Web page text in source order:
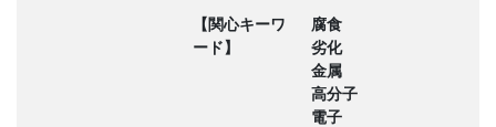
【関心キーワ
ード】
腐食
劣化
金属
高分子
電子